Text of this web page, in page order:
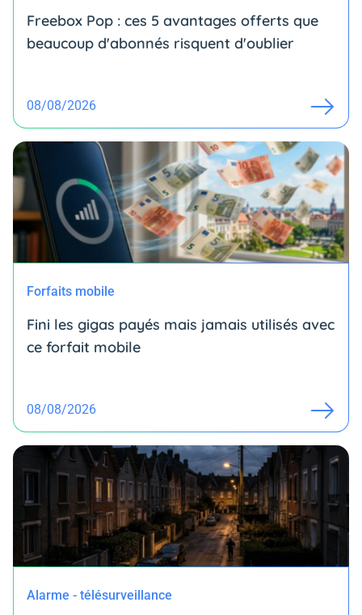
Freebox Pop : ces 5 avantages offerts que
beaucoup d'abonnés risquent d'oublier
08/08/2026
Forfaits mobile
Fini les gigas payés mais jamais utilisés avec
ce forfait mobile
08/08/2026
Alarme - télésurveillance